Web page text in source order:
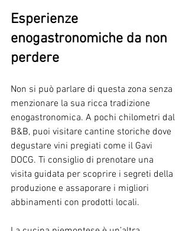
Esperienze
enogastronomiche da non
perdere
Non si può parlare di questa zona senza
menzionare la sua ricca tradizione
enogastronomica. A pochi chilometri dal
B&B, puoi visitare cantine storiche dove
degustare vini pregiati come il Gavi
DOCG. Ti consiglio di prenotare una
visita guidata per scoprire i segreti della
produzione e assaporare i migliori
abbinamenti con prodotti locali.